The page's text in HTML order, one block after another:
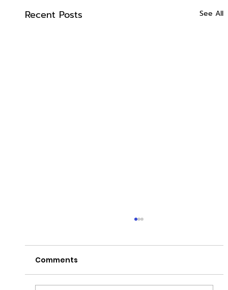
Recent Posts See All
Comments